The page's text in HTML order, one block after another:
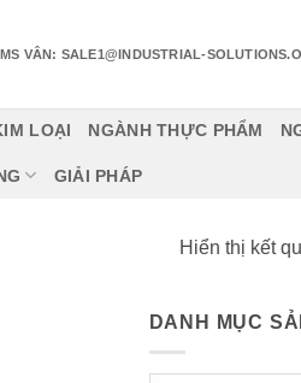
MS VÂN: SALE1@INDUSTRIAL-
LOẠI NGÀNH THỰC PHẨM
GIẢI PHÁP
Hiển thị kết
DANH MỤC